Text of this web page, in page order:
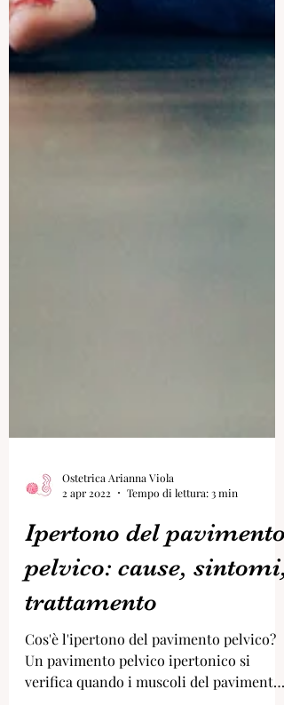
2 apr 2022
Tempo di lettura: 3 min
Ipertono del pavimento
pelvico: cause, sintomi,
trattamento